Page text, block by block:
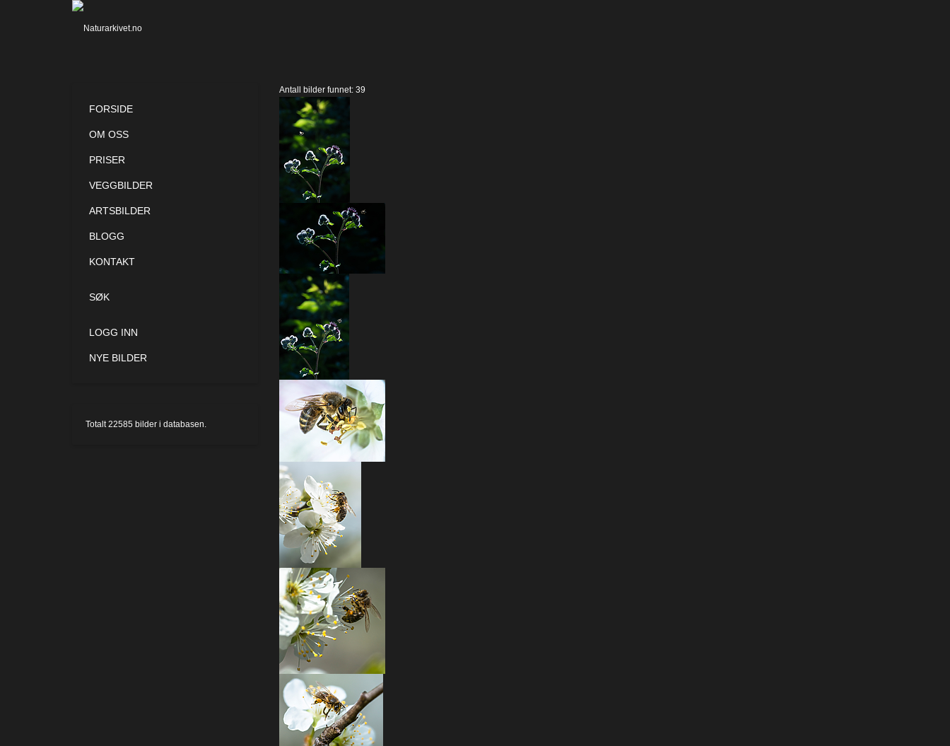
Antall bilder funnet: 39
FORSIDE
OM OSS
PRISER
VEGGBILDER
ARTSBILDER
BLOGG
KONTAKT
SØK
LOGG INN
NYE BILDER
Totalt22585 bilder i databasen.